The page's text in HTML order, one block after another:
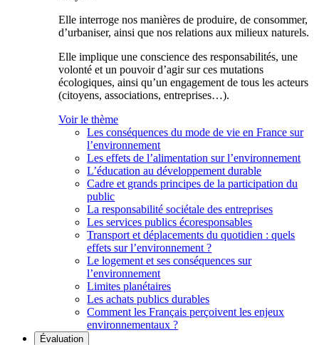
Elle interroge nos manières de produire, de consommer,
d’urbaniser, ainsi que nos relations aux milieux naturels.
Elle implique une conscience des responsabilités, une
volonté et un pouvoir d’agir sur ces mutations
écologiques, ainsi qu’un engagement de tous les acteurs
(citoyens, associations, entreprises…).
Voir le thème
Les conséquences du mode de vie en France sur
l’environnement
Les effets de l’alimentation sur l’environnement
L’éducation au développement durable
Cadre et grands principes de la participation du
public
La responsabilité sociétale des entreprises
Les services publics écoresponsables
Transport et déplacements du quotidien : quels
effets sur l’environnement ?
Le logement et ses conséquences sur
l’environnement
Limites planétaires
Les achats publics durables
Comment les Français perçoivent les enjeux
environnementaux ?
Évaluation